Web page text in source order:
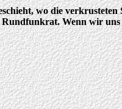
wo die
Wenn wir